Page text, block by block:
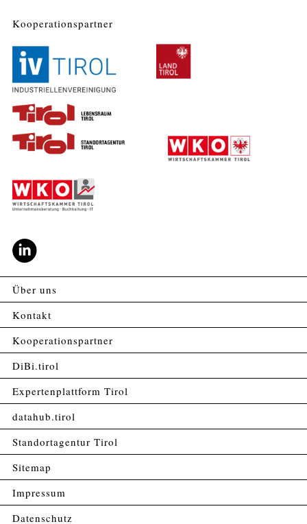
Kooperationspartner
Über uns
Kontakt
Kooperationspartner
DiBi.tirol
Expertenplattform Tirol
datahub.tirol
Standortagentur Tirol
Sitemap
Impressum
Datenschutz